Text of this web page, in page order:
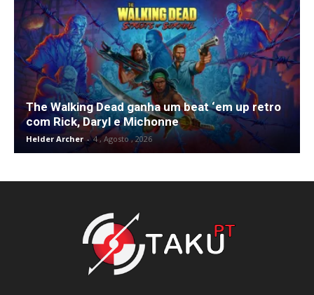
The Walking Dead ganha um beat ‘em up retro
com Rick, Daryl e Michonne
Helder Archer - 4 , Agosto , 2026